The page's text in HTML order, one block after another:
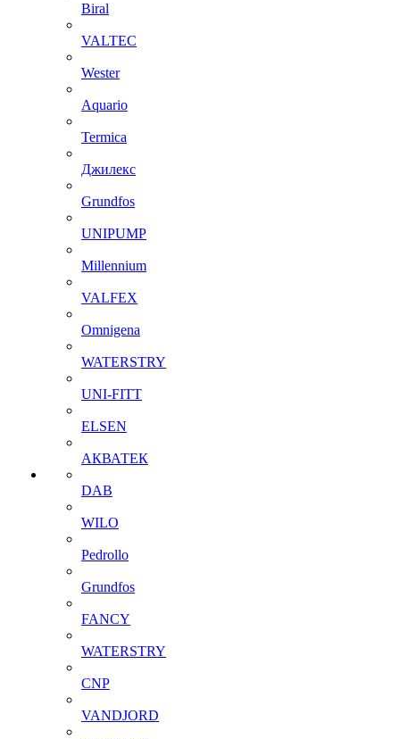
Biral
VALTEC
Wester
Aquario
Termica
Джилекс
Grundfos
UNIPUMP
Millennium
VALFEX
Omnigena
WATERSTRY
UNI-FITT
ELSEN
АКВАТЕК
DAB
WILO
Pedrollo
Grundfos
FANCY
WATERSTRY
CNP
VANDJORD